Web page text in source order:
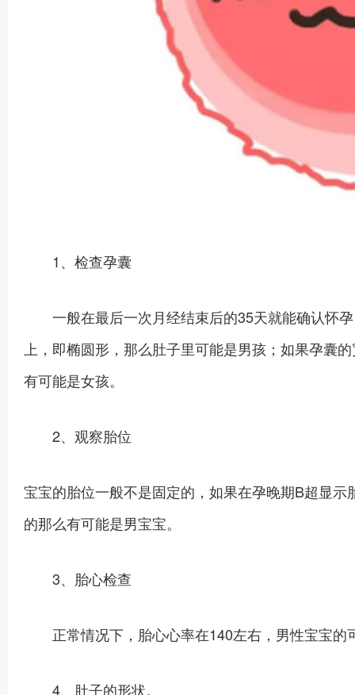
1、检查孕囊
一般在最后一次月经结束后的35天就能确认怀孕
上，即椭圆形，那么肚子里可能是男孩；如果孕囊
有可能是女孩。
2、观察胎位
宝宝的胎位一般不是固定的，如果在孕晚期B超显
的那么有可能是男宝宝。
3、胎心检查
正常情况下，胎心心率在140左右，男性宝宝的
4、肚子的形状。